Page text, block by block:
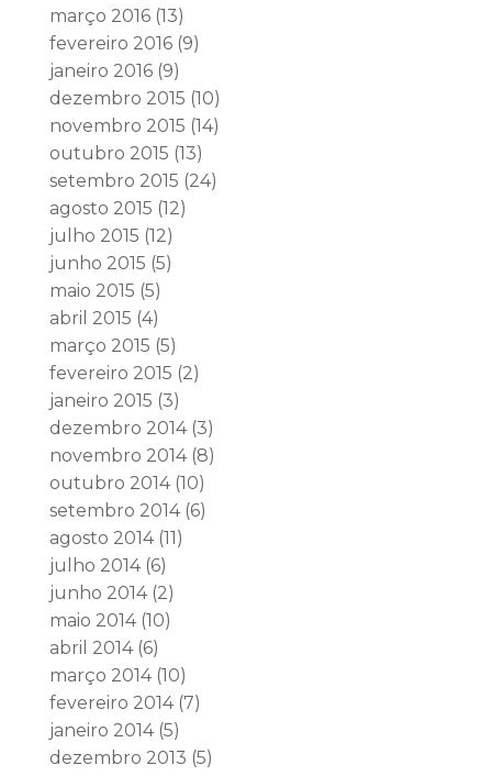
março 2016(13)
fevereiro 2016(9)
janeiro 2016(9)
dezembro 2015 (10)
novembro 2015 (14)
outubro 2015 (13)
setembro 2015 (24)
agosto 2015 (12)
julho 2015 (12)
junho 2015 (5)
maio 2015 (5)
abril 2015 (4)
março 2015 (5)
fevereiro 2015 (2)
janeiro 2015 (3)
dezembro 2014(3)
novembro 2014(8)
outubro 2014(10)
setembro 2014(6)
agosto 2014(11)
julho 2014(6)
junho 2014(2)
maio 2014(10)
abril 2014(6)
março 2014(10)
fevereiro 2014(7)
janeiro 2014(5)
dezembro 2013 (5)